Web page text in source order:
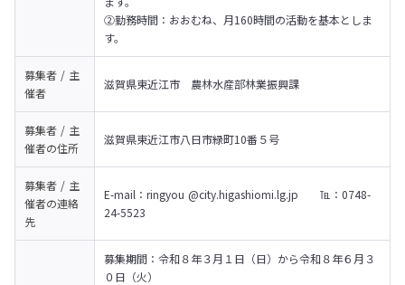
②勤務時間：おおむね、月160時間の活動を基本としま
す。
募集者 / 主
催者
滋賀県東近江市　農林水産部林業振興課
募集者 / 主
催者の住所
滋賀県東近江市八日市緑町10番５号
募集者 / 主
催者の連絡
先
E-mail：ringyou @city.higashiomi.lg.jp   　℡：0748-
24-5523
募集期間：令和８年３月１日（日）から令和８年６月３
０日（火）